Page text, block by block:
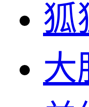
狐
大